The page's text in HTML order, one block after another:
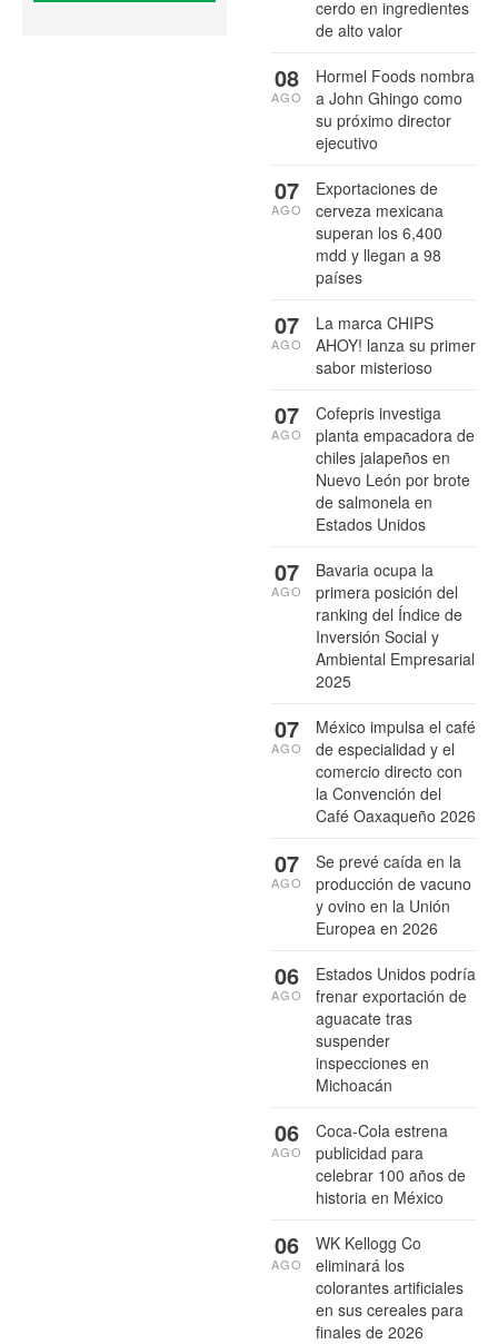
cerdo en ingredientes
de alto valor
Hormel Foods nombra
a John Ghingo como
su próximo director
ejecutivo
08
AGO
Exportaciones de
cerveza mexicana
superan los 6,400
mdd y llegan a 98
países
07
AGO
La marca CHIPS
AHOY! lanza su primer
sabor misterioso
07
AGO
Cofepris investiga
planta empacadora de
chiles jalapeños en
Nuevo León por brote
de salmonela en
Estados Unidos
07
AGO
Bavaria ocupa la
primera posición del
ranking del Índice de
Inversión Social y
Ambiental Empresarial
2025
07
AGO
México impulsa el café
de especialidad y el
comercio directo con
la Convención del
Café Oaxaqueño 2026
07
AGO
Se prevé caída en la
producción de vacuno
y ovino en la Unión
Europea en 2026
07
AGO
Estados Unidos podría
frenar exportación de
aguacate tras
suspender
inspecciones en
Michoacán
06
AGO
Coca-Cola estrena
publicidad para
celebrar 100 años de
historia en México
06
AGO
WK Kellogg Co
eliminará los
colorantes artificiales
en sus cereales para
finales de 2026
06
AGO